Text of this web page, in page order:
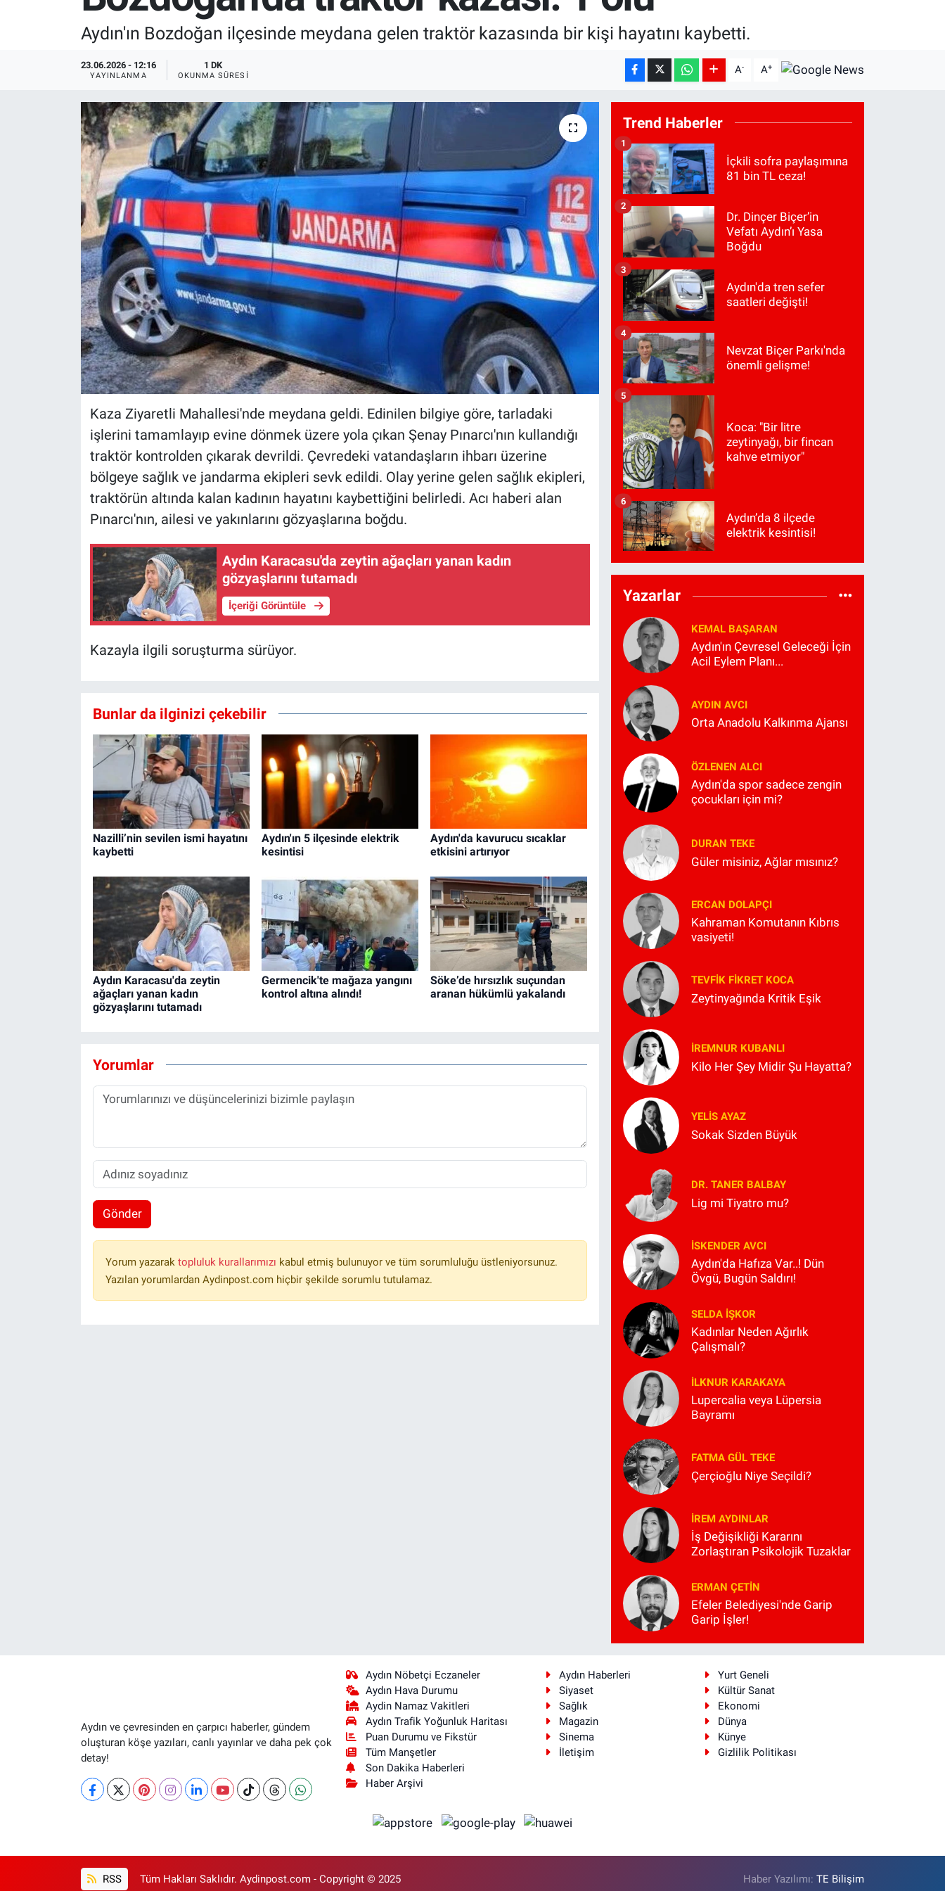
Aydın'ın Bozdoğan ilçesinde meydana gelen traktör kazasında bir kişi hayatını kaybetti.
23.06.2026 - 12:16
YAYINLANMA
1 DK
OKUNMA SÜRESI A- A+
Kaza Ziyaretli Mahallesi'nde meydana geldi. Edinilen bilgiye göre, tarladaki
işlerini tamamlayıp evine dönmek üzere yola çıkan Şenay Pınarcı'nın kullandığı
traktör kontrolden çıkarak devrildi. Çevredeki vatandaşların ihbarı üzerine
bölgeye sağlık ve jandarma ekipleri sevk edildi. Olay yerine gelen sağlık ekipleri,
traktörün altında kalan kadının hayatını kaybettiğini belirledi. Acı haberi alan
Pınarcı'nın, ailesi ve yakınlarını gözyaşlarına boğdu.
Aydın Karacasu'da zeytin ağaçları yanan kadın
gözyaşlarını tutamadı
İçeriği Görüntüle
Kazayla ilgili soruşturma sürüyor.
Bunlar da ilginizi çekebilir
Nazilli’nin sevilen ismi hayatını
kaybetti
Aydın'ın 5 ilçesinde elektrik
kesintisi
Aydın'da kavurucu sıcaklar
etkisini artırıyor
Aydın Karacasu'da zeytin
ağaçları yanan kadın
gözyaşlarını tutamadı
Germencik'te mağaza yangını
kontrol altına alındı!
Söke’de hırsızlık suçundan
aranan hükümlü yakalandı
Yorumlar
Gönder
Yorum yazarak topluluk kurallarımızı kabul etmiş bulunuyor ve tüm sorumluluğu üstleniyorsunuz.
Yazılan yorumlardan Aydinpost.com hiçbir şekilde sorumlu tutulamaz.
Trend Haberler
İçkili sofra paylaşımına
81 bin TL ceza!
1
Dr. Dinçer Biçer’in
Vefatı Aydın’ı Yasa
Boğdu
2
Aydın'da tren sefer
saatleri değişti!
3
Nevzat Biçer Parkı'nda
önemli gelişme!
4
Koca: "Bir litre
zeytinyağı, bir fincan
kahve etmiyor"
5
Aydın’da 8 ilçede
elektrik kesintisi!
6
Yazarlar
KEMAL BAŞARAN
Aydın'ın Çevresel Geleceği İçin
Acil Eylem Planı...
AYDIN AVCI
Orta Anadolu Kalkınma Ajansı
ÖZLENEN ALCI
Aydın'da spor sadece zengin
çocukları için mi?
DURAN TEKE
Güler misiniz, Ağlar mısınız?
ERCAN DOLAPÇI
Kahraman Komutanın Kıbrıs
vasiyeti!
TEVFIK FIKRET KOCA
Zeytinyağında Kritik Eşik
İREMNUR KUBANLI
Kilo Her Şey Midir Şu Hayatta?
YELIS AYAZ
Sokak Sizden Büyük
DR. TANER BALBAY
Lig mi Tiyatro mu?
İSKENDER AVCI
Aydın'da Hafıza Var..! Dün
Övgü, Bugün Saldırı!
SELDA İŞKOR
Kadınlar Neden Ağırlık
Çalışmalı?
İLKNUR KARAKAYA
Lupercalia veya Lüpersia
Bayramı
FATMA GÜL TEKE
Çerçioğlu Niye Seçildi?
İREM AYDINLAR
İş Değişikliği Kararını
Zorlaştıran Psikolojik Tuzaklar
ERMAN ÇETIN
Efeler Belediyesi'nde Garip
Garip İşler!
Aydın ve çevresinden en çarpıcı haberler, gündem
oluşturan köşe yazıları, canlı yayınlar ve daha pek çok
detay!
Aydın Nöbetçi Eczaneler
Aydın Hava Durumu
Aydin Namaz Vakitleri
Aydın Trafik Yoğunluk Haritası
Puan Durumu ve Fikstür
Tüm Manşetler
Son Dakika Haberleri
Haber Arşivi
Aydın Haberleri
Yurt Geneli
Siyaset
Kültür Sanat
Sağlık
Ekonomi
Magazin
Dünya
Sinema
Künye
İletişim
Gizlilik Politikası
RSS Tüm Hakları Saklıdır. Aydinpost.com - Copyright © 2025 Haber Yazılımı:TE Bilişim
RESMİ İLANLAR